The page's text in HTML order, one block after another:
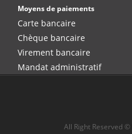
Moyens de paiements
Carte bancaire
Chèque bancaire
Virement bancaire
Mandat administratif
All Right Reserved ©